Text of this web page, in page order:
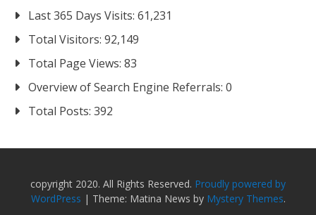
Last 365 Days Visits: 61,231
Total Visitors: 92,149
Total Page Views: 83
Overview of Search Engine Referrals: 0
Total Posts: 392
copyright 2020. All Rights Reserved. Proudly powered by
WordPress | Theme: Matina News by Mystery Themes.